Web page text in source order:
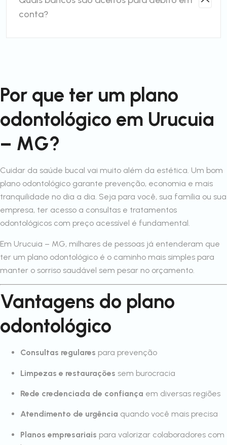
conta?
Por que ter um plano
odontológico em Urucuia
– MG?
Cuidar da saúde bucal vai muito além da estética. Um bom
plano odontológico garante prevenção, economia e mais
tranquilidade no dia a dia. Seja para você, sua família ou sua
empresa, ter acesso a consultas e tratamentos
odontológicos com preço acessível é fundamental.
Em Urucuia – MG, milhares de pessoas já entenderam que
ter um plano odontológico é o caminho mais simples para
manter o sorriso saudável sem pesar no orçamento.
Vantagens do plano
odontológico
Consultas regulares para prevenção
Limpezas e restaurações sem burocracia
Rede credenciada de confiança em diversas regiões
Atendimento de urgência quando você mais precisa
Planos empresariais para valorizar colaboradores com